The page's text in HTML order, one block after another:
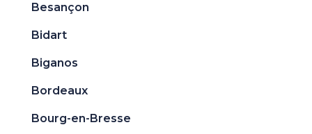
Besançon
Bidart
Biganos
Bordeaux
Bourg-en-Bresse